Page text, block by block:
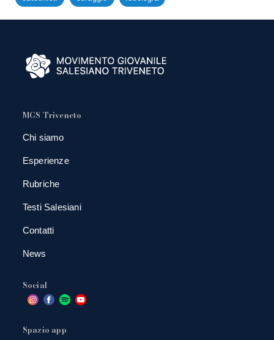
MGS Triveneto
Chi siamo
Esperienze
Rubriche
Testi Salesiani
Contatti
News
Social
Spazio app